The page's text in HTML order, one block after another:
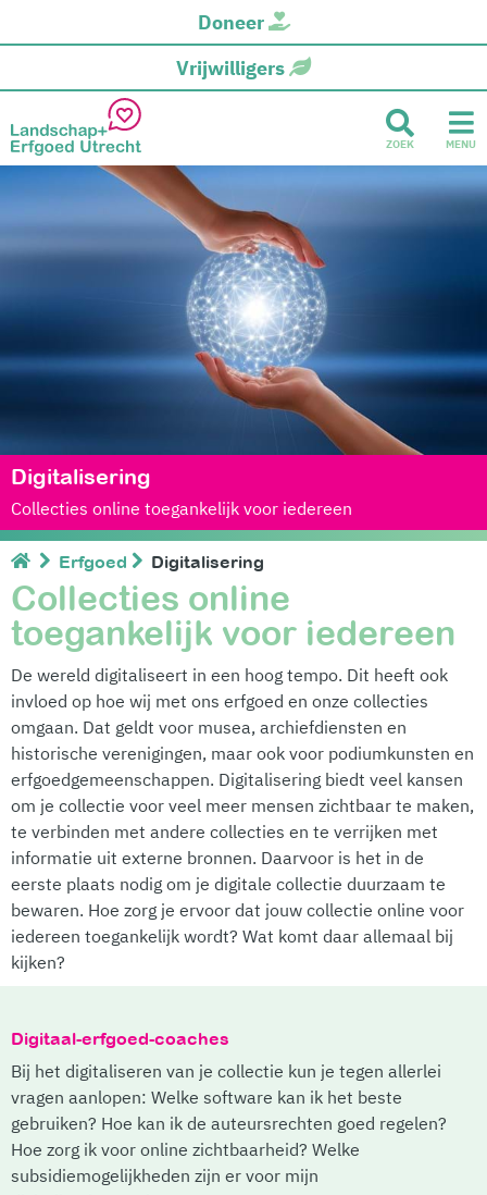
Doneer
Vrijwilligers
ZOEK MENU
Digitalisering
Collecties online toegankelijk voor iedereen
Erfgoed Digitalisering
Collecties online
toegankelijk voor iedereen
De wereld digitaliseert in een hoog tempo. Dit heeft ook
invloed op hoe wij met ons erfgoed en onze collecties
omgaan. Dat geldt voor musea, archiefdiensten en
historische verenigingen, maar ook voor podiumkunsten en
erfgoedgemeenschappen. Digitalisering biedt veel kansen
om je collectie voor veel meer mensen zichtbaar te maken,
te verbinden met andere collecties en te verrijken met
informatie uit externe bronnen. Daarvoor is het in de
eerste plaats nodig om je digitale collectie duurzaam te
bewaren. Hoe zorg je ervoor dat jouw collectie online voor
iedereen toegankelijk wordt? Wat komt daar allemaal bij
kijken?
Digitaal-erfgoed-coaches
Bij het digitaliseren van je collectie kun je tegen allerlei
vragen aanlopen: Welke software kan ik het beste
gebruiken? Hoe kan ik de auteursrechten goed regelen?
Hoe zorg ik voor online zichtbaarheid? Welke
subsidiemogelijkheden zijn er voor mijn